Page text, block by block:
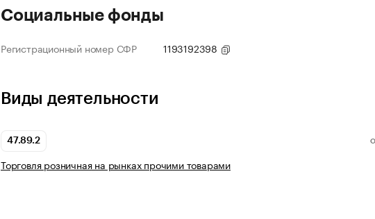
Социальные фонды
Регистрационный номер СФР 1193192398
Виды деятельности
47.89.2
Торговля розничная на рынках прочими товарами